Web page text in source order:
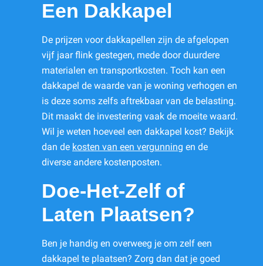
Een Dakkapel
De prijzen voor dakkapellen zijn de afgelopen
vijf jaar flink gestegen, mede door duurdere
materialen en transportkosten. Toch kan een
dakkapel de waarde van je woning verhogen en
is deze soms zelfs aftrekbaar van de belasting.
Dit maakt de investering vaak de moeite waard.
Wil je weten hoeveel een dakkapel kost? Bekijk
dan de kosten van een vergunning en de
diverse andere kostenposten.
Doe-Het-Zelf of
Laten Plaatsen?
Ben je handig en overweeg je om zelf een
dakkapel te plaatsen? Zorg dan dat je goed